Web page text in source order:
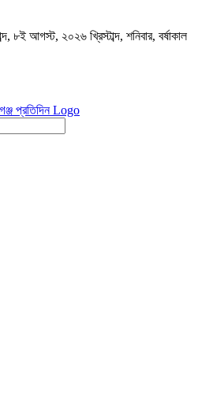
৮ই আগস্ট, ২০২৬ খ্রিস্টাব্দ, শনিবার, বর্ষাকাল